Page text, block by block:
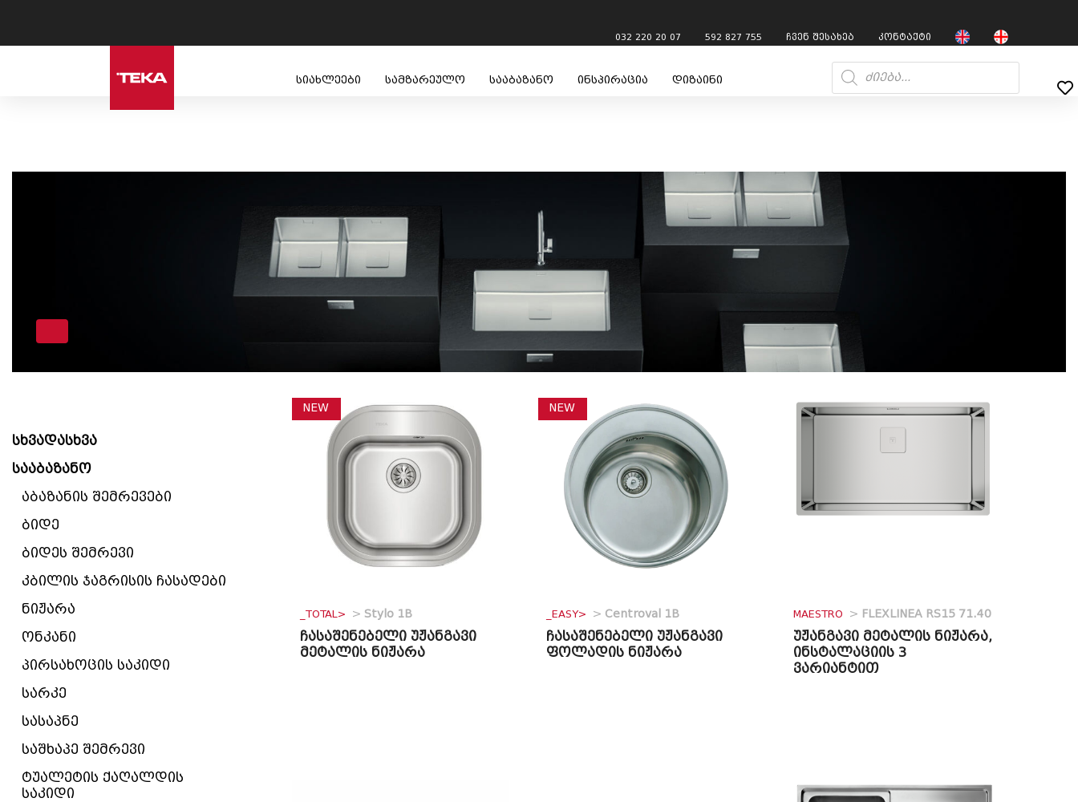
032 220 20 07 592 827 755 ჩვენ შესახებ კონტაქტი
სიახლეები სამზარეულო სააბაზანო ინსპირაცია დიზაინი
სხვადასხვა
სააბაზანო
აბაზანის შემრევები
ბიდე
ბიდეს შემრევი
კბილის ჯაგრისის ჩასადები
ნიჟარა
ონკანი
პირსახოცის საკიდი
სარკე
სასაპნე
საშხაპე შემრევი
ტუალეტის ქაღალდის
საკიდი
NEW
_TOTAL> > Stylo 1B
ჩასაშენებელი უჟანგავი
მეტალის ნიჟარა
NEW
_EASY> > Centroval 1B
ჩასაშენებელი უჟანგავი
ფოლადის ნიჟარა
MAESTRO > FLEXLINEA RS15 71.40
უჟანგავი მეტალის ნიჟარა,
ინსტალაციის 3
ვარიანტით